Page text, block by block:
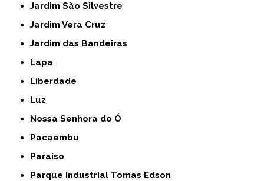
Jardim São Silvestre
Jardim Vera Cruz
Jardim das Bandeiras
Lapa
Liberdade
Luz
Nossa Senhora do Ó
Pacaembu
Paraíso
Parque Industrial Tomas Edson